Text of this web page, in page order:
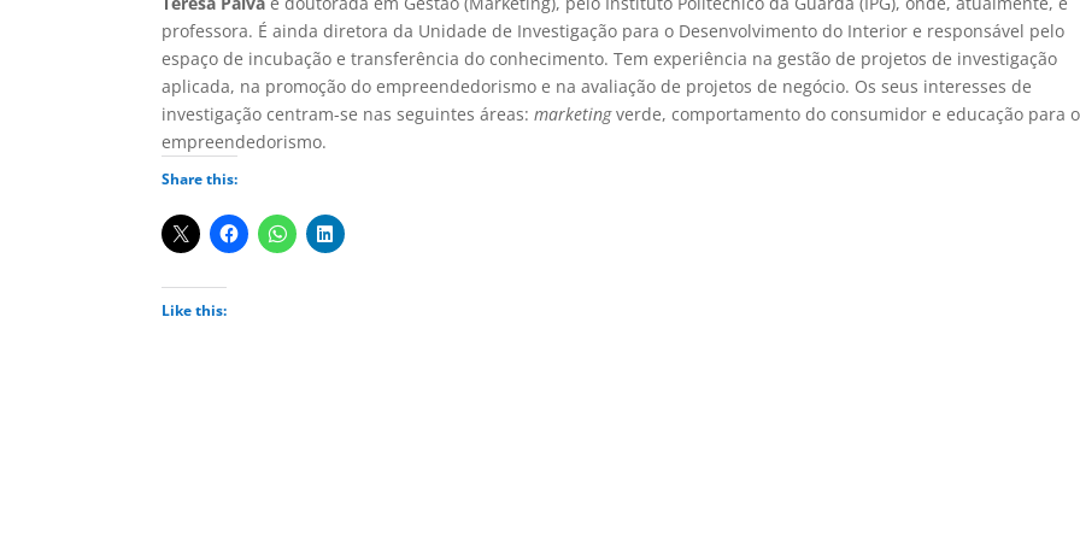
professora. É ainda diretora da Unidade de Investigação para o Desenvolvimento do Interior e responsável pelo
espaço de incubação e transferência do conhecimento. Tem experiência na gestão de projetos de investigação
aplicada, na promoção do empreendedorismo e na avaliação de projetos de negócio. Os seus interesses de
investigação centram-se nas seguintes áreas:marketingverde, comportamento do consumidor e educação para o
empreendedorismo.
Share this:
Like this: